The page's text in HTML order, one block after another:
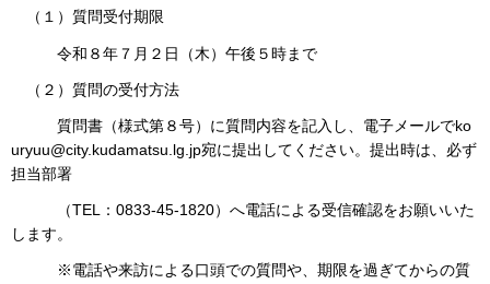
（１）質問受付期限
令和８年７月２日（木）午後５時まで
（２）質問の受付方法
質問書（様式第８号）に質問内容を記入し、電子メールでko
uryuu@city.kudamatsu.lg.jp宛に提出してください。提出時は、必ず
担当部署
（TEL：0833-45-1820）へ電話による受信確認をお願いいた
します。
※電話や来訪による口頭での質問や、期限を過ぎてからの質